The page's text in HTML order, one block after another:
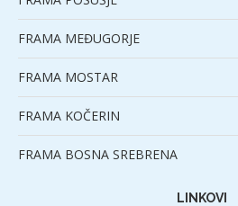
FRAMA MEĐUGORJE
FRAMA MOSTAR
FRAMA KOČERIN
FRAMA BOSNA SREBRENA
LINKOVI